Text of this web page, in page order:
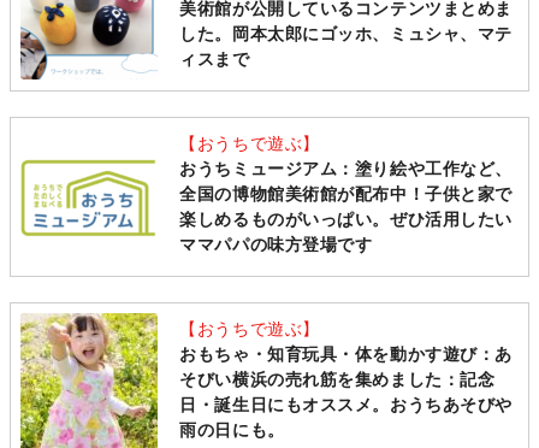
美術館が公開しているコンテンツまとめま
した。岡本太郎にゴッホ、ミュシャ、マテ
ィスまで
【おうちで遊ぶ】
おうちミュージアム：塗り絵や工作など、
全国の博物館美術館が配布中！子供と家で
楽しめるものがいっぱい。ぜひ活用したい
ママパパの味方登場です
【おうちで遊ぶ】
おもちゃ・知育玩具・体を動かす遊び：あ
そびい横浜の売れ筋を集めました：記念
日・誕生日にもオススメ。おうちあそびや
雨の日にも。